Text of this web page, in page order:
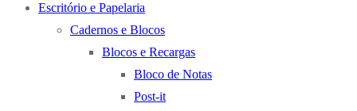
Escritório e Papelaria
Cadernos e Blocos
Blocos e Recargas
Bloco de Notas
Post-it